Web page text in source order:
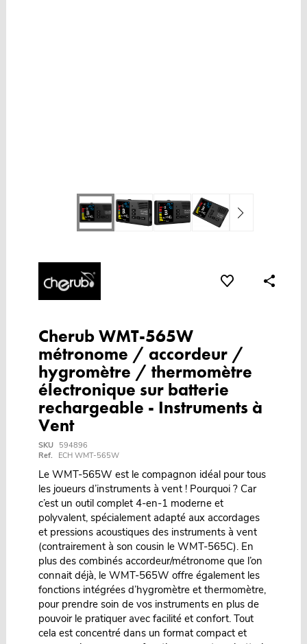
Cherub WMT-565W
métronome / accordeur /
hygromètre / thermomètre
électronique sur batterie
rechargeable - Instruments à
Vent
SKU
594896
Ref.
ECH WMT-565W
Le WMT-565W est le compagnon idéal pour tous
les joueurs d’instruments à vent ! Pourquoi ? Car
c’est un outil complet 4-en-1 moderne et
polyvalent, spécialement adapté aux accordages
et pressions acoustiques des instruments à vent
(contrairement à son cousin le WMT-565C). En
plus des combinés accordeur/métronome que l’on
connait déjà, le WMT-565W offre également les
fonctions intégrées d’hygromètre et thermomètre,
pour prendre soin de vos instruments en plus de
pouvoir le pratiquer avec facilité et confort. Tout
cela est concentré dans un format compact et